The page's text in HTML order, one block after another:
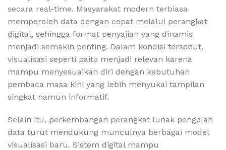
secara real-time. Masyarakat modern terbiasa
memperoleh data dengan cepat melalui perangkat
digital, sehingga format penyajian yang dinamis
menjadi semakin penting. Dalam kondisi tersebut,
visualisasi seperti paito menjadi relevan karena
mampu menyesuaikan diri dengan kebutuhan
pembaca masa kini yang lebih menyukai tampilan
singkat namun informatif.
Selain itu, perkembangan perangkat lunak pengolah
data turut mendukung munculnya berbagai model
visualisasi baru. Sistem digital mampu